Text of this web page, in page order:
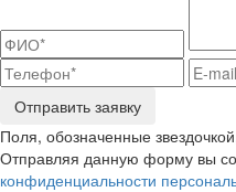
Отправить заявку
Поля, обозначенные
Отправляя данную форму вы
конфиденциальности